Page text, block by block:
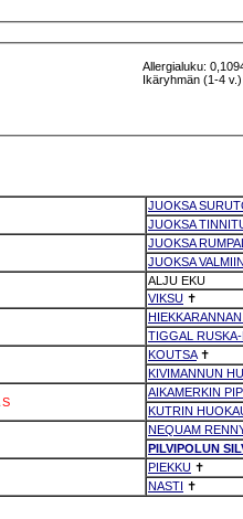
Allergialuku:
Ikäryhmän (1-4
JUOKSA
JUOKSA
JUOKSA
JUOKSA
ALJU EKU
VIKSU ✝
TIGGAL RUSKA-
KOUTSA✝
KIVIMANNUN
S
AIKAMERKIN
KUTRIN
NEQUAM
PILVIPOLUN
PIEKKU ✝
NASTI ✝